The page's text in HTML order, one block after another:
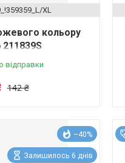
XL
кольору
211839S
відправки
142 ₴
–40%
Залишилось 6 днів